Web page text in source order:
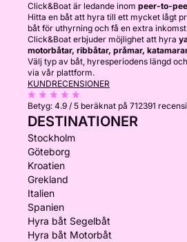
Click&Boat är ledande inom peer-to-
Hitta en båt att hyra till ett mycket lågt
båt för uthyrning och få en extra
Click&Boat erbjuder möjlighet att hyra
motorbåtar, ribbåtar, pråmar,
Välj typ av båt, hyresperiodens längd
via vår plattform.
KUNDRECENSIONER
Betyg: 4.9 / 5 beräknat på 712391
DESTINATIONER
Stockholm
Göteborg
Kroatien
Grekland
Italien
Spanien
Hyra båt Segelbåt
Hyra båt Motorbåt